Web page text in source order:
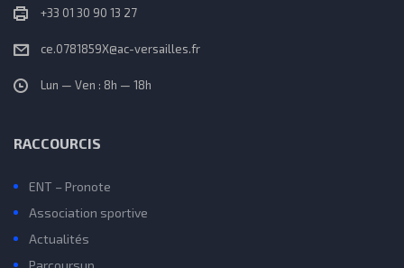
+33 01 30 90 13 27
ce.0781859X@ac-versailles.fr
Lun — Ven : 8h — 18h
RACCOURCIS
ENT – Pronote
Association sportive
Actualités
Parcoursup